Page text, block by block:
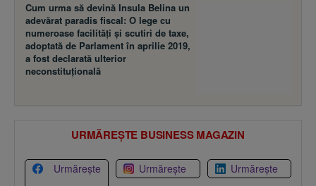
Cum urma să devină Insula Belina un
adevărat paradis fiscal: O lege cu
numeroase facilităţi şi scutiri de taxe,
adoptată de Parlament în aprilie 2019,
a fost declarată ulterior
neconstituţională
URMĂREȘTE BUSINESS MAGAZIN
Urmărește Urmărește Urmărește